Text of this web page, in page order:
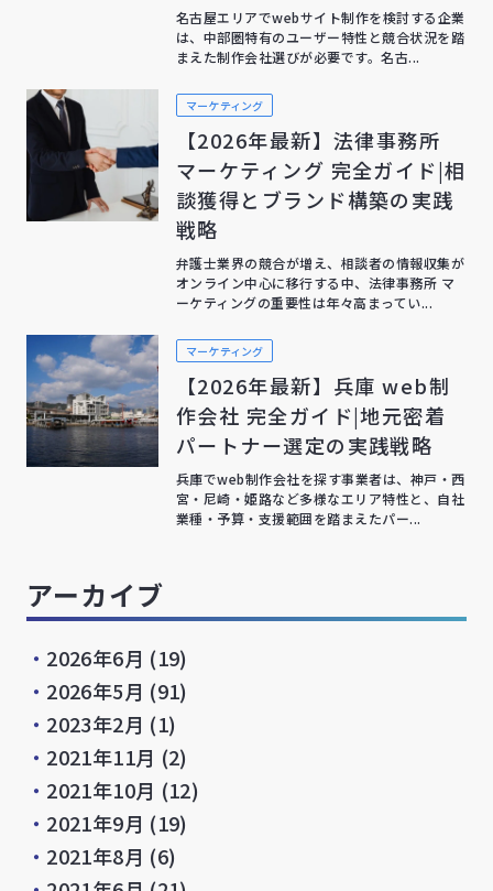
名古屋エリアでwebサイト制作を検討する企業
は、中部圏特有のユーザー特性と競合状況を踏
まえた制作会社選びが必要です。名古...
マーケティング
【2026年最新】法律事務所
マーケティング 完全ガイド|相
談獲得とブランド構築の実践
戦略
弁護士業界の競合が増え、相談者の情報収集が
オンライン中心に移行する中、法律事務所 マ
ーケティングの重要性は年々高まってい...
マーケティング
【2026年最新】兵庫 web制
作会社 完全ガイド|地元密着
パートナー選定の実践戦略
兵庫でweb制作会社を探す事業者は、神戸・西
宮・尼崎・姫路など多様なエリア特性と、自社
業種・予算・支援範囲を踏まえたパー...
アーカイブ
・ 2026年6月 (19)
・ 2026年5月 (91)
・ 2023年2月 (1)
・ 2021年11月 (2)
・ 2021年10月 (12)
・ 2021年9月 (19)
・ 2021年8月 (6)